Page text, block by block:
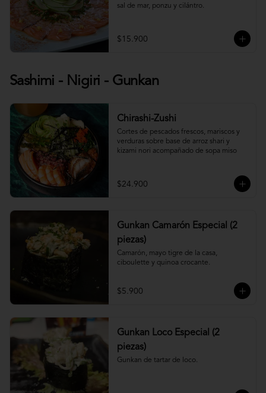
sal de mar, ponzu y cilántro.
$15.900
Sashimi - Nigiri - Gunkan
Chirashi-Zushi
Cortes de pescados frescos, mariscos y
verduras sobre base de arroz shari y
kizami nori acompañado de sopa miso
$24.900
Gunkan Camarón Especial (2
piezas)
Camarón, mayo tigre de la casa,
ciboulette y quinoa crocante.
$5.900
Gunkan Loco Especial (2
piezas)
Gunkan de tartar de loco.